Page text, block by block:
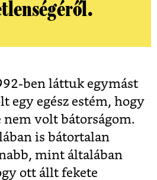
ben láttuk egymást
egy egész estém, hogy
nem volt bátorságom.
is bátortalan
mint általában
ott állt fekete